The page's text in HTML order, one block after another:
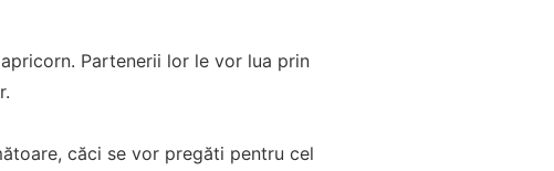
Partenerii lor le vor lua prin
căci se vor pregăti pentru cel